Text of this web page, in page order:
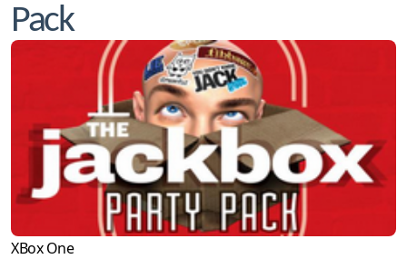
Pack
XBox One